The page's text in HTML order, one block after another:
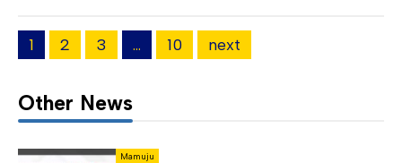
1 2 3 … 10 next
Other News
Mamuju